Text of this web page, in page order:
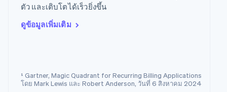
ตัว และเติบโตได้เร็วยิ่งขึ้น
ดูข้อมูลเพิ่มเติม
¹ Gartner, Magic Quadrant for Recurring Billing Applications
โดย Mark Lewis และ Robert Anderson, วันที่ 6 สิงหาคม 2024
สิงคโปร์
English 简体中文
ออสเตรเลีย
อิตาลี
ItalianoEnglish